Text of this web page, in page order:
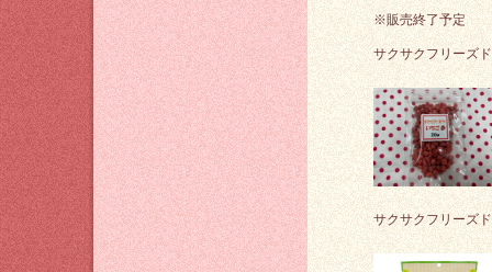
※販売終了予定
サクサクフリーズ
サクサクフリーズ